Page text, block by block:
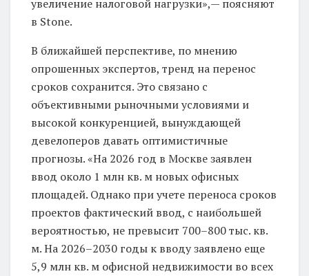
увеличение налоговой нагрузки»,— поясняют
в Stone.
В ближайшей перспективе, по мнению
опрошенных экспертов, тренд на перенос
сроков сохранится. Это связано с
объективными рыночными условиями и
высокой конкуренцией, вынуждающей
девелоперов давать оптимистичные
прогнозы. «На 2026 год в Москве заявлен
ввод около 1 млн кв. м новых офисных
площадей. Однако при учете переноса сроков
проектов фактический ввод, с наибольшей
вероятностью, не превысит 700–800 тыс. кв.
м. На 2026–2030 годы к вводу заявлено еще
5,9 млн кв. м офисной недвижимости во всех